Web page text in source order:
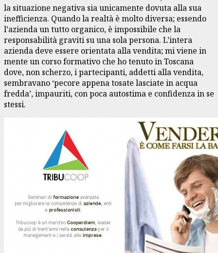
la situazione negativa sia unicamente dovuta alla sua
inefficienza. Quando la realtà è molto diversa; essendo
l’azienda un tutto organico, è impossibile che la
responsabilità graviti su una sola persona. L’intera
azienda deve essere orientata alla vendita; mi viene in
mente un corso formativo che ho tenuto in Toscana
dove, non scherzo, i partecipanti, addetti alla vendita,
sembravano ‘pecore appena tosate lasciate in acqua
fredda’, impauriti, con poca autostima e confidenza in se
stessi.